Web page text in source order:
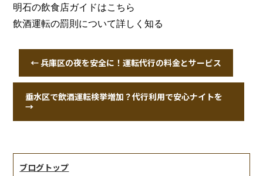
明石の飲食店ガイドはこちら
飲酒運転の罰則について詳しく知る
←兵庫区の夜を安全に！運転代行の料金とサービス
垂水区で飲酒運転検挙増加？代行利用で安心ナイトを
→
ブログトップ